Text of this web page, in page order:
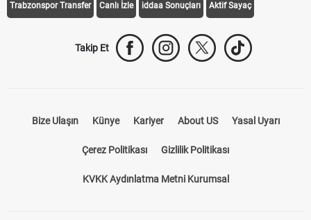
Trabzonspor Transfer Canlı İzle iddaa Sonuçları Aktif Sayaç
Takip Et
Bize Ulaşın Künye Kariyer About US Yasal Uyarı
Çerez Politikası Gizlilik Politikası
KVKK Aydınlatma Metni Kurumsal